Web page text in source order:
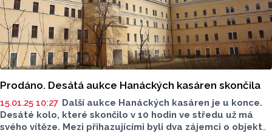
Prodáno. Desátá aukce Hanáckých kasáren skončila
15.01.25 10:27 Další aukce Hanáckých kasáren je u konce.
Desáté kolo, které skončilo v 10 hodin ve středu už má
svého vítěze. Mezi přihazujícími byli dva zájemci o objekt